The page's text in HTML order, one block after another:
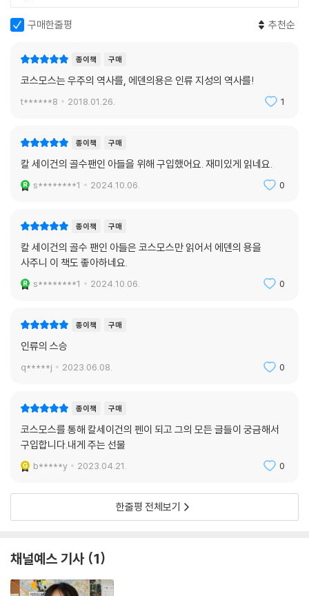
구매한줄평 추천순
종이책 구매
코스모스는 우주의 역사를, 에덴의용은 인류 지성의 역사를!
t******8 2018.01.26. 1
종이책 구매
칼 세이건의 골수팬인 아들을 위해 구입했어요. 재미있게 읽네요.
s********1 2024.10.06. 0
종이책 구매
칼 세이건의 골수 팬인 아들은 코스모스만 읽어서 에덴의 용을
사주니 이 책도 좋아하네요.
s********1 2024.10.06. 0
종이책 구매
인류의 스승
q*****j 2023.06.08. 0
종이책 구매
코스모스를 통해 칼세이건의 펜이 되고 그의 모든 글들이 궁금해서
구입합니다.내게 주는 선물
b*****y 2023.04.21. 0
한줄평 전체보기
채널예스 기사 1